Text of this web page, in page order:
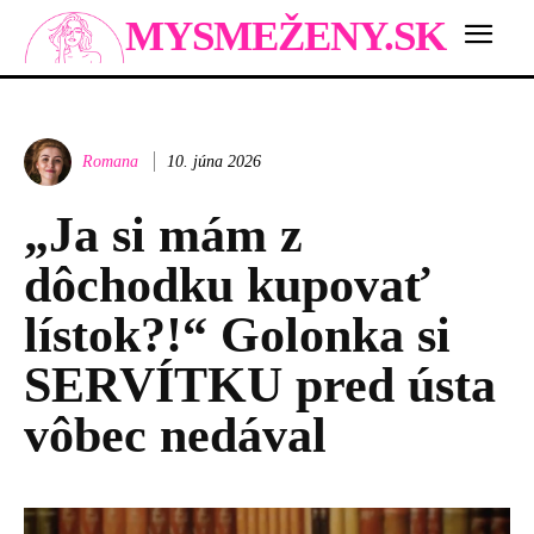
MYSMEŽENY.SK
Romana 10. júna 2026
„Ja si mám z
dôchodku kupovať
lístok?!“ Golonka si
SERVÍTKU pred ústa
vôbec nedával